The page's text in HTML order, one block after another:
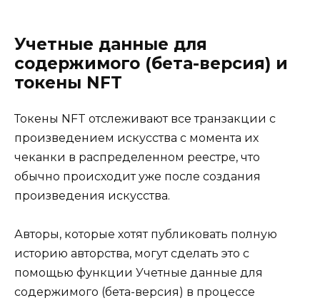
Учетные данные для
содержимого (бета-версия) и
токены NFT
Токены NFT отслеживают все транзакции с
произведением искусства с момента их
чеканки в распределенном реестре, что
обычно происходит уже после создания
произведения искусства.
Авторы, которые хотят публиковать полную
историю авторства, могут сделать это с
помощью функции Учетные данные для
содержимого (бета-версия) в процессе